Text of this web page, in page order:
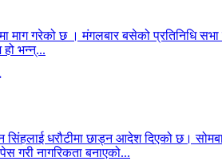
माग गरेको छ । मंगलबार बसेको प्रतिनिधि
भन्न्...
सिंहलाई धरौटीमा छाड्न आदेश दिएको छ।
गरी नागरिकता बनाएको...